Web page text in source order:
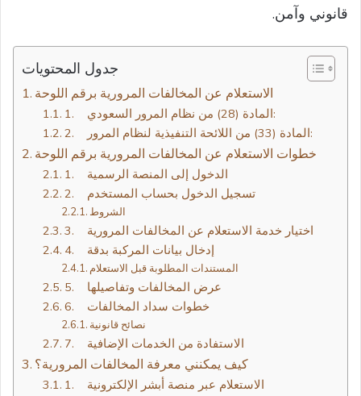
قانوني وآمن.
جدول المحتويات
الاستعلام عن المخالفات المرورية برقم اللوحة
1. المادة (28) من نظام المرور السعودي:
2. المادة (33) من اللائحة التنفيذية لنظام المرور:
خطوات الاستعلام عن المخالفات المرورية برقم اللوحة
1. الدخول إلى المنصة الرسمية
2. تسجيل الدخول بحساب المستخدم
الشروط
3. اختيار خدمة الاستعلام عن المخالفات المرورية
4. إدخال بيانات المركبة بدقة
المستندات المطلوبة قبل الاستعلام
5. عرض المخالفات وتفاصيلها
6. خطوات سداد المخالفات
نصائح قانونية
7. الاستفادة من الخدمات الإضافية
كيف يمكنني معرفة المخالفات المرورية؟
1. الاستعلام عبر منصة أبشر الإلكترونية